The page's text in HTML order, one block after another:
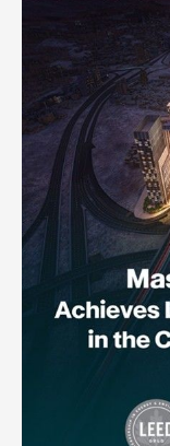
certificación
LEED
Gold
Communities